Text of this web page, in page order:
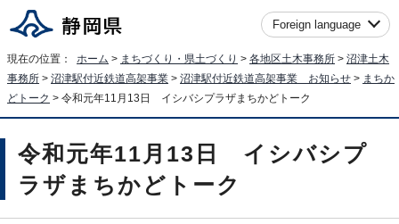
Foreign language
現在の位置： ホーム > まちづくり・県土づくり > 各地区土木事務所 > 沼津土木
事務所 > 沼津駅付近鉄道高架事業 > 沼津駅付近鉄道高架事業 お知らせ > まちか
どトーク > 令和元年11月13日 イシバシプラザまちかどトーク
令和元年11月13日 イシバシプ
ラザまちかどトーク